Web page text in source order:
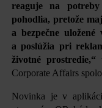
reaguje na
pohodlia, pretože
a bezpečne
a poslúžia pri
životné prostredie,“
Corporate Affairs
Novinka je v